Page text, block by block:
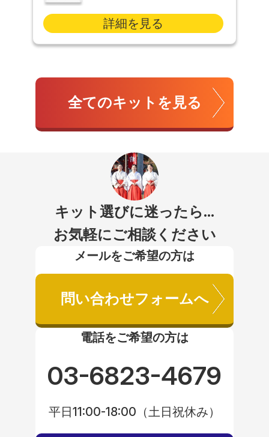
詳細を見る
全てのキットを見る
キット選びに迷ったら...
お気軽にご相談ください
メールをご希望の方は
問い合わせフォームへ
電話をご希望の方は
03-6823-4679
平日11:00-18:00（土日祝休み）